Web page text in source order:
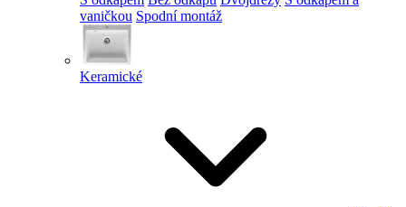
vaničkou Spodní montáž
Keramické